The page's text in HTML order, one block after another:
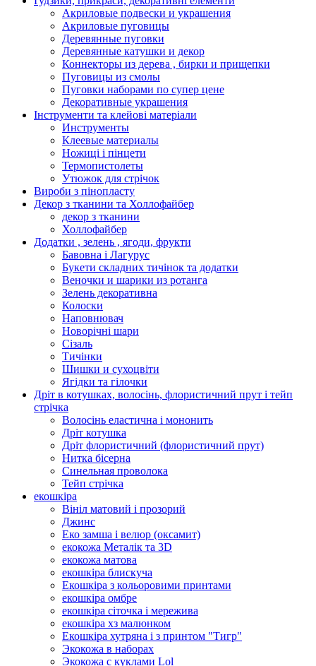
Акриловые подвески и украшения
Акриловые пуговицы
Деревянные пуговки
Деревянные катушки и декор
Коннекторы из дерева , бирки и прищепки
Пуговицы из смолы
Пуговки наборами по супер цене
Декоративные украшения
Інструменти та клейові матеріали
Инструменты
Клеевые материалы
Ножиці і пінцети
Термопистолеты
Утюжок для стрічок
Вироби з пінопласту
Декор з тканини та Холлофайбер
декор з тканини
Холлофайбер
Додатки , зелень , ягоди, фрукти
Бавовна і Лагурус
Букети складних тичінок та додатки
Веночки и шарики из ротанга
Зелень декоративна
Колоски
Наповнювач
Новорічні шари
Сізаль
Тичінки
Шишки и сухоцвіти
Ягідки та гілочки
Дріт в котушках, волосінь, флористичний прут і тейп
стрічка
Волосінь еластична і мононить
Дріт котушка
Дріт флористичний (флористичний прут)
Нитка бісерна
Синельная проволока
Тейп стрічка
екошкіра
Вініл матовий і прозорий
Джинс
Еко замша і велюр (оксамит)
екокожа Металік та 3D
екокожа матова
екошкіра блискуча
Екошкіра з кольоровими принтами
екошкіра омбре
екошкіра сіточка і мережива
екошкіра хз малюнком
Екошкіра хутряна і з принтом "Тигр"
Экокожа в наборах
Экокожа с куклами Lol